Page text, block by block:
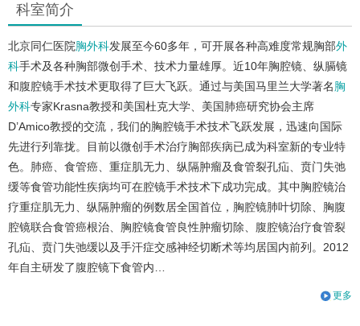
科室简介
北京同仁医院胸外科发展至今60多年，可开展各种高难度常规胸部外
科手术及各种胸部微创手术、技术力量雄厚。近10年胸腔镜、纵膈镜
和腹腔镜手术技术更取得了巨大飞跃。通过与美国马里兰大学著名胸
外科专家Krasna教授和美国杜克大学、美国肺癌研究协会主席
D’Amico教授的交流，我们的胸腔镜手术技术飞跃发展，迅速向国际
先进行列靠拢。目前以微创手术治疗胸部疾病已成为科室新的专业特
色。肺癌、食管癌、重症肌无力、纵隔肿瘤及食管裂孔疝、贲门失弛
缓等食管功能性疾病均可在腔镜手术技术下成功完成。其中胸腔镜治
疗重症肌无力、纵隔肿瘤的例数居全国首位，胸腔镜肺叶切除、胸腹
腔镜联合食管癌根治、胸腔镜食管良性肿瘤切除、腹腔镜治疗食管裂
孔疝、贲门失弛缓以及手汗症交感神经切断术等均居国内前列。2012
年自主研发了腹腔镜下食管内…
更多